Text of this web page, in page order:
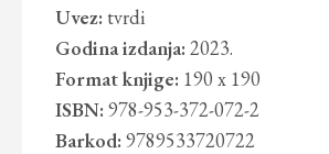
Uvez: tvrdi
Godina izdanja: 2023.
Format knjige: 190 x 190
ISBN: 978-953-372-072-2
Barkod: 9789533720722